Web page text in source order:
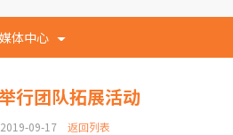
媒体中心
行团队拓展活动
09-17 返回列表